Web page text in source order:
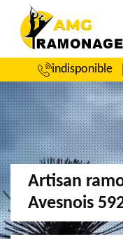
indisponible
Artisan
Avesnois